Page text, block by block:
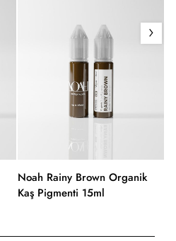
Noah Rainy Brown Organik
Kaş Pigmenti 15ml